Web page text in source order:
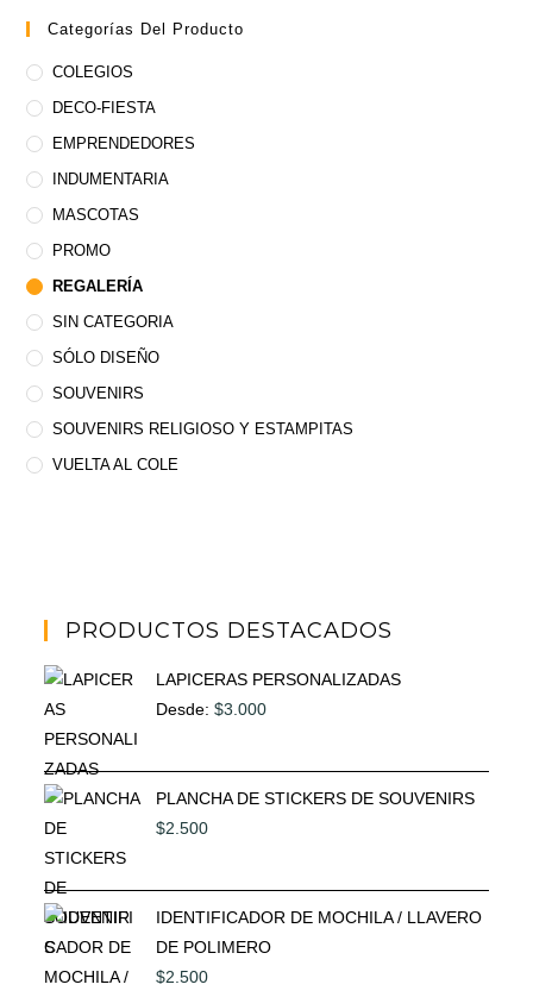
Categorías Del Producto
COLEGIOS
DECO-FIESTA
EMPRENDEDORES
INDUMENTARIA
MASCOTAS
PROMO
REGALERÍA
SIN CATEGORIA
SÓLO DISEÑO
SOUVENIRS
SOUVENIRS RELIGIOSO Y ESTAMPITAS
VUELTA AL COLE
PRODUCTOS DESTACADOS
LAPICERAS PERSONALIZADAS
Desde:$3.000
PLANCHA DE STICKERS DE SOUVENIRS
$2.500
IDENTIFICADOR DE MOCHILA / LLAVERO
DE POLIMERO
$2.500